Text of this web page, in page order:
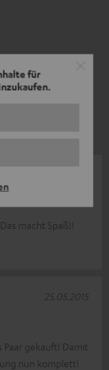
für
macht Spaß!!
gekauft! Damit
nun komplett!
25.05.2015